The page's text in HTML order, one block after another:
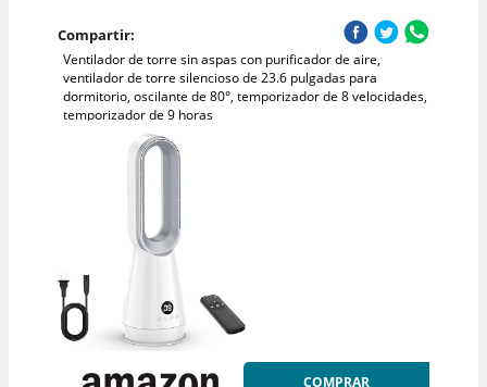
Compartir:
Ventilador de torre sin aspas con purificador de aire,
ventilador de torre silencioso de 23.6 pulgadas para
dormitorio, oscilante de 80°, temporizador de 8 velocidades,
temporizador de 9 horas
COMPRAR